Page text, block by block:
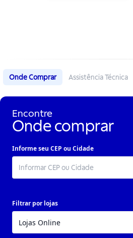
Onde Comprar Assistência Técnica
Encontre
Onde comprar
Informe seu CEP ou Cidade
Filtrar por lojas